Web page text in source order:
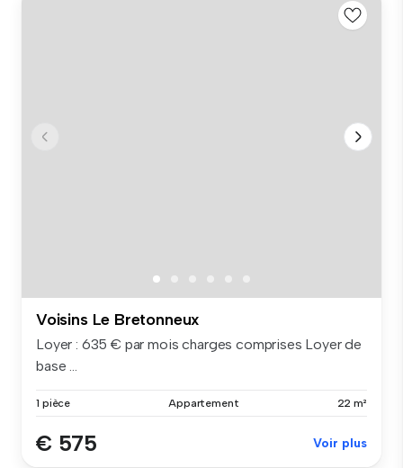
Voisins Le Bretonneux
Loyer : 635 € par mois charges comprises Loyer de
base ...
1 pièce Appartement 22 m²
€ 575 Voir plus